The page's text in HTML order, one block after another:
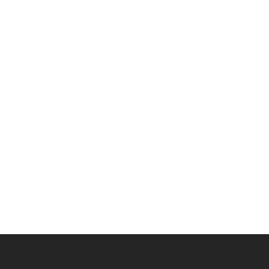
Necessidades de Previsão da Cadeia